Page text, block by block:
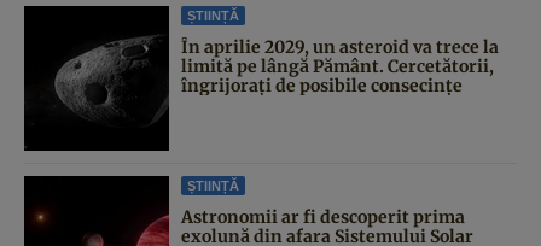
ȘTIINȚĂ
În aprilie 2029, un asteroid va trece la
limită pe lângă Pământ. Cercetătorii,
îngrijorați de posibile consecințe
ȘTIINȚĂ
Astronomii ar fi descoperit prima
exolună din afara Sistemului Solar